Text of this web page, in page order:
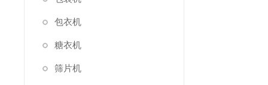
包衣机
糖衣机
筛片机